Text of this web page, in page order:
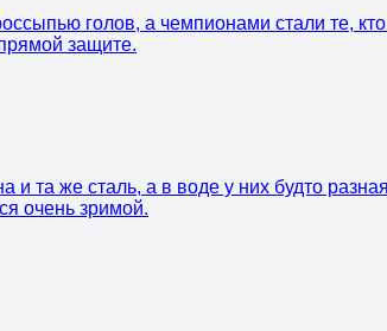
голов, а чемпионами стали те,
защите.
и та же сталь, а в воде у них будто
очень зримой.